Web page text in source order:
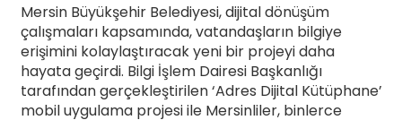
Mersin Büyükşehir Belediyesi, dijital dönüşüm
çalışmaları kapsamında, vatandaşların bilgiye
erişimini kolaylaştıracak yeni bir projeyi daha
hayata geçirdi. Bilgi İşlem Dairesi Başkanlığı
tarafından gerçekleştirilen ‘Adres Dijital Kütüphane’
mobil uygulama projesi ile Mersinliler, binlerce